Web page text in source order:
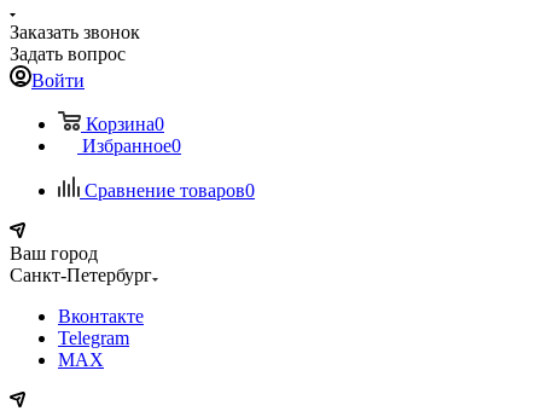
Заказать звонок
Задать вопрос
Войти
Корзина0
Избранное0
Сравнение товаров0
Ваш город
Санкт-Петербург
Вконтакте
Telegram
MAX